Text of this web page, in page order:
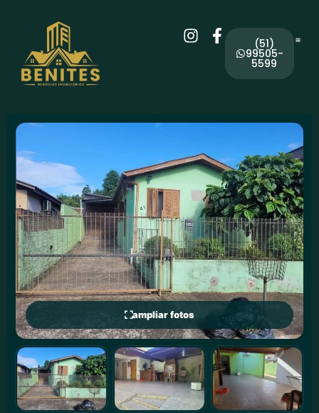
(51)
99505-
5599
ampliar fotos